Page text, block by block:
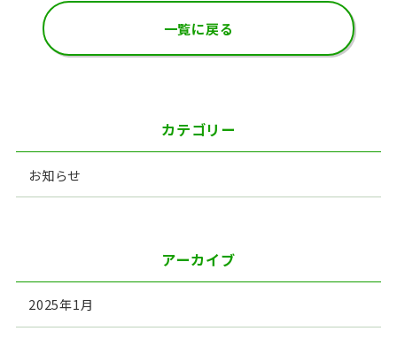
一覧に戻る
カテゴリー
お知らせ
アーカイブ
2025年1月